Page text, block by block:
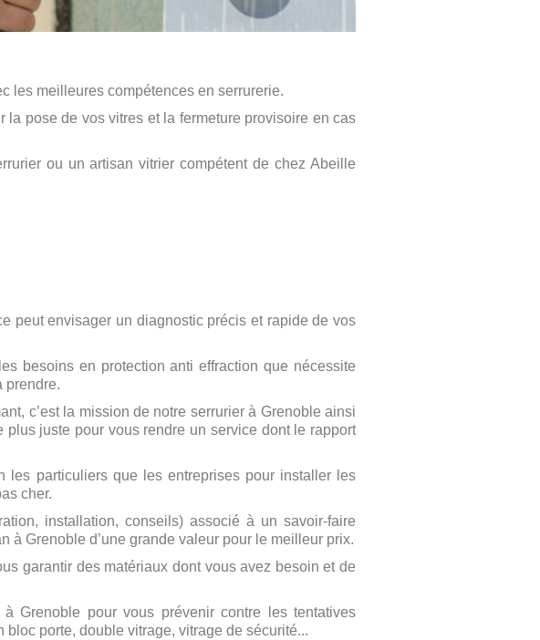
les meilleures compétences en serrurerie.
pose de vos vitres et la fermeture provisoire en cas
ou un artisan vitrier compétent de chez Abeille
peut envisager un diagnostic précis et rapide de vos
besoins en protection anti effraction que nécessite
prendre.
c’est la mission de notre serrurier à Grenoble ainsi
juste pour vous rendre un service dont le rapport
les particuliers que les entreprises pour installer les
cher.
installation, conseils) associé à un savoir-faire
à Grenoble d’une grande valeur pour le meilleur prix.
garantir des matériaux dont vous avez besoin et de
Grenobl e pour vous prévenir contre les tentatives
bloc porte, double vitrage, vitrage de sécurité...